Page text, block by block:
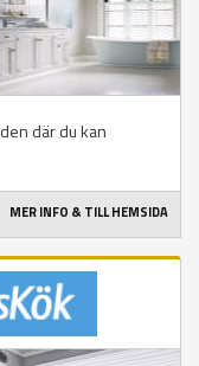
där du kan
MER INFO & TILL HEMSIDA